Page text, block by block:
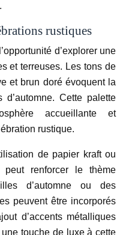
rustiques
d’explorer une
et terreuses. Les tons de
et brun doré évoquent la
Cette palette
accueillante et
rustique.
de papier kraft ou
peut renforcer le thème
d’automne ou des
peuvent être incorporés
d’accents métalliques
touche de luxe à cette